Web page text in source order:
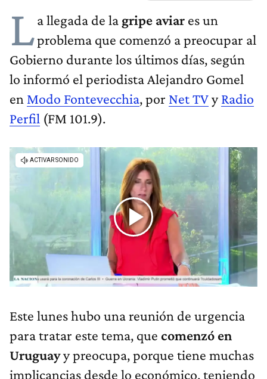
La llegada de la gripe aviar es un
problema que comenzó a preocupar al
Gobierno durante los últimos días, según
lo informó el periodista Alejandro Gomel
en Modo Fontevecchia, por Net TVyRadio
Perfil (FM 101.9).
Este lunes hubo una reunión de urgencia
para tratar este tema, que comenzó en
Uruguayy preocupa, porque tiene muchas
implicancias desde lo económico, teniendo